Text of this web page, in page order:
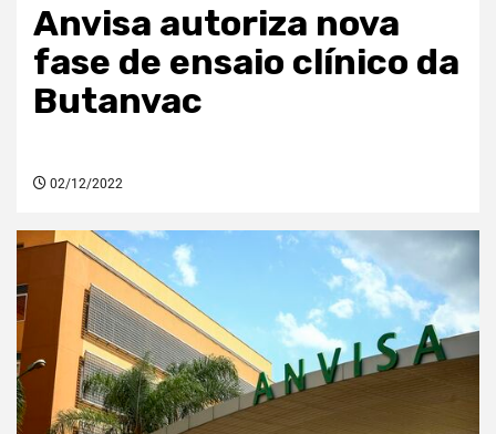
Anvisa autoriza nova
fase de ensaio clínico da
Butanvac
02/12/2022